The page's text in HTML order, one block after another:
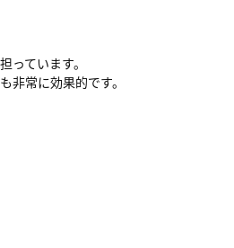
ています。
常に効果的です。